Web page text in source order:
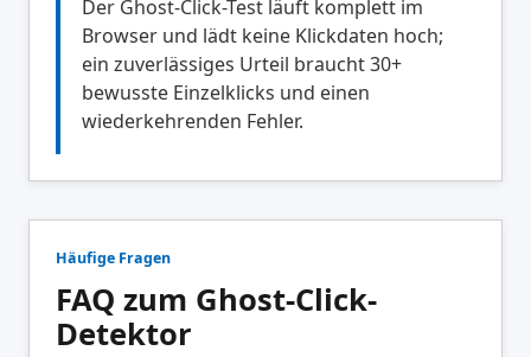
Der Ghost-Click-Test läuft komplett im
Browser und lädt keine Klickdaten hoch;
ein zuverlässiges Urteil braucht 30+
bewusste Einzelklicks und einen
wiederkehrenden Fehler.
Häufige Fragen
FAQ zum Ghost-Click-
Detektor